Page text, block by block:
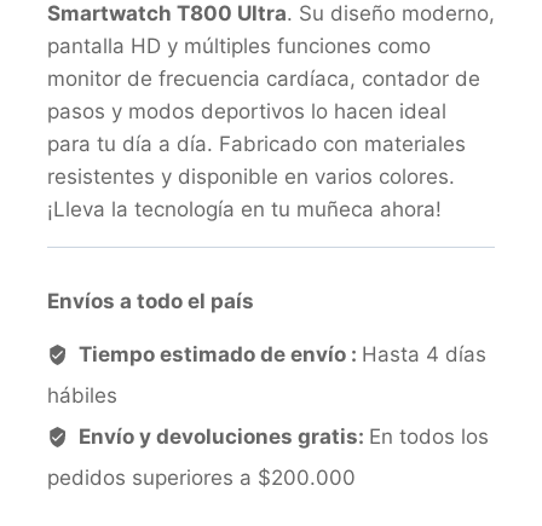
Smartwatch T800 Ultra. Su diseño moderno,
pantalla HD y múltiples funciones como
monitor de frecuencia cardíaca, contador de
pasos y modos deportivos lo hacen ideal
para tu día a día. Fabricado con materiales
resistentes y disponible en varios colores.
¡Lleva la tecnología en tu muñeca ahora!
Envíos a todo el país
Tiempo estimado de envío : Hasta 4 días
hábiles
Envío y devoluciones gratis: En todos los
pedidos superiores a $200.000